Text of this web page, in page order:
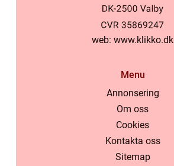
web: www.klikko.dk
Menu
Annonsering
Om oss
Cookies
Kontakta oss
Sitemap